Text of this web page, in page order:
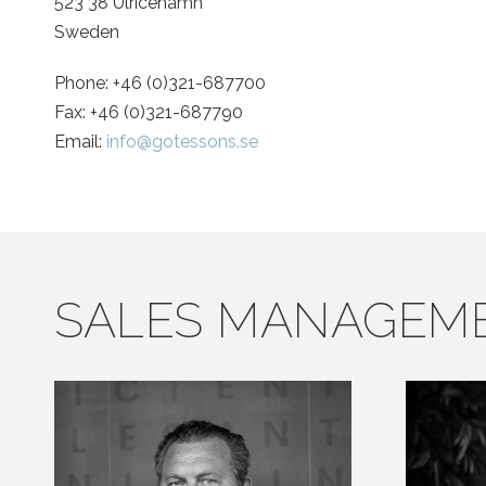
Sweden
Phone: +46 (0)321-687700
Fax: +46 (0)321-687790
Email: info@gotessons.se
SALES